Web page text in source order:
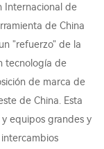
Internacional de
de China
"refuerzo" de la
tecnología de
de marca de
de China. Esta
equipos grandes y